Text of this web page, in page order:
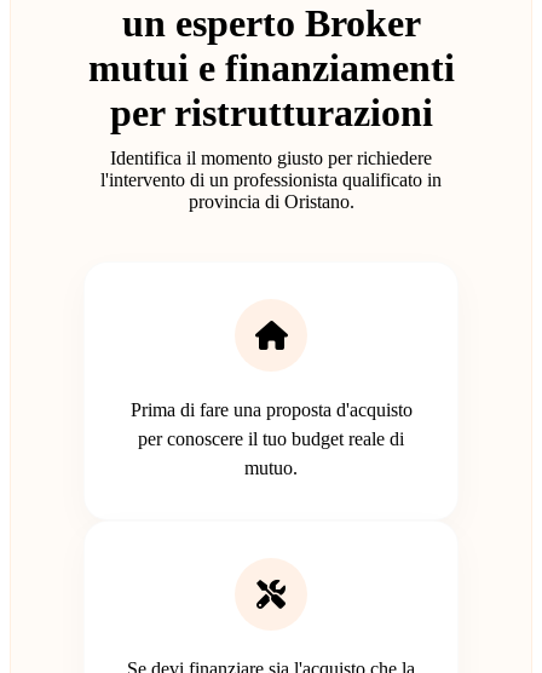
un esperto Broker
mutui e finanziamenti
per ristrutturazioni
Identifica il momento giusto per richiedere
l'intervento di un professionista qualificato in
provincia di Oristano.
Prima di fare una proposta d'acquisto
per conoscere il tuo budget reale di
mutuo.